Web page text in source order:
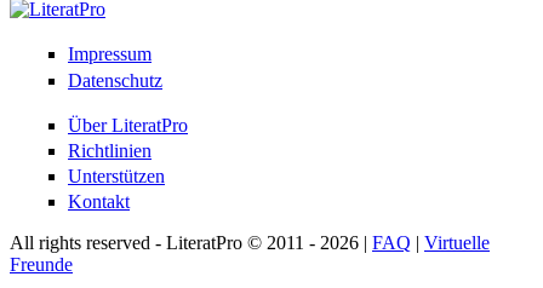
Impressum
Datenschutz
Über LiteratPro
Richtlinien
Unterstützen
Kontakt
All rights reserved - LiteratPro © 2011 - 2026 | FAQ | Virtuelle
Freunde